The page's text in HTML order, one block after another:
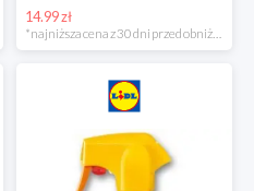
14.99 zł